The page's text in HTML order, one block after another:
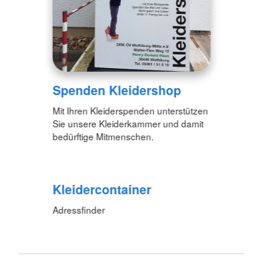
Spenden Kleidershop
Mit Ihren Kleiderspenden unterstützen
Sie unsere Kleiderkammer und damit
bedürftige Mitmenschen.
Kleidercontainer
Adressfinder